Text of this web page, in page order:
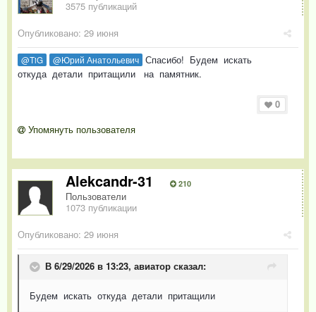
3575 публикаций
Опубликовано: 29 июня
@TiG @Юрий Анатольевич Спасибо! Будем искать
откуда детали притащили на памятник.
0
Упомянуть пользователя
Alekcandr-31 210
Пользователи
1073 публикации
Опубликовано: 29 июня
В 6/29/2026 в 13:23, авиатор сказал:
Будем искать откуда детали притащили